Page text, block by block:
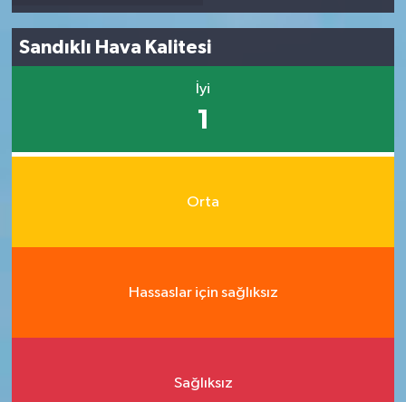
Sandıklı Hava Kalitesi
İyi
1
Orta
Hassaslar için sağlıksız
Sağlıksız